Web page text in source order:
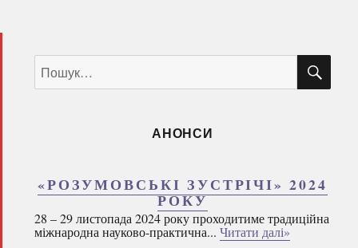
за
запитом:
АНОНСИ
«РОЗУМОВСЬКІ ЗУСТРІЧІ» 2024
РОКУ
28 – 29 листопада 2024 року проходитиме традиційна
міжнародна науково-практична... Читати далі»